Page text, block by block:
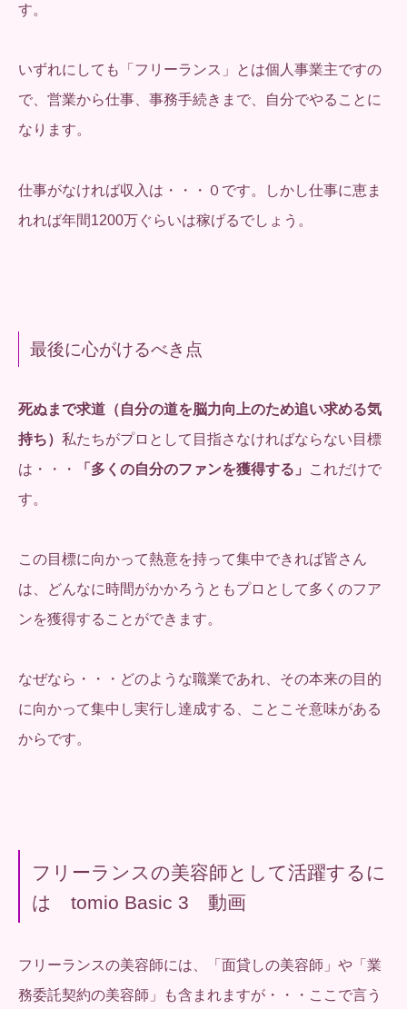
す。
いずれにしても「フリーランス」とは個人事業主ですの
で、営業から仕事、事務手続きまで、自分でやることに
なります。
仕事がなければ収入は・・・０です。しかし仕事に恵ま
れれば年間1200万ぐらいは稼げるでしょう。
最後に心がけるべき点
死ぬまで求道（自分の道を脳力向上のため追い求める気
持ち） 私たちがプロとして目指さなければならない目標
は・・・
「多くの自分のファンを獲得する」
これだけで
す。
この目標に向かって熱意を持って集中できれば皆さん
は、どんなに時間がかかろうともプロとして多くのフア
ンを獲得することができます。
なぜなら・・・どのような職業であれ、その本来の目的
に向かって集中し実行し達成する、ことこそ意味がある
からです。
フリーランスの美容師として活躍するに
は tomio Basic 3 動画
フリーランスの美容師には、「面貸しの美容師」や「業
務委託契約の美容師」も含まれますが・・・ここで言う